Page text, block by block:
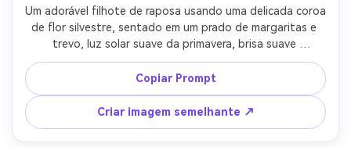
Um adorável filhote de raposa usando uma delicada coroa
de flor silvestre, sentado em um prado de margaritas e
trevo, luz solar suave da primavera, brisa suave
levantando pele, paleta de cores pastel, tirado em Sony
A7R IV com 50mm f/1.2, retrato de meio corpo, bokeh
sonhador, textura de pele natural semelhante à pele,
olhar editorial fotorealista, caprichoso-AR 4:5
Copiar Prompt
Criar imagem semelhante ↗